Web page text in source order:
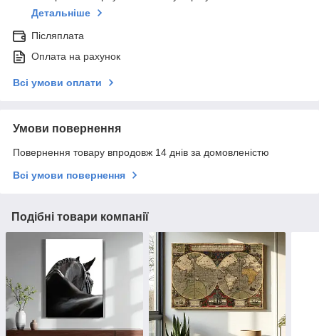
Детальніше
Післяплата
Оплата на рахунок
Всі умови оплати
Умови повернення
Повернення товару впродовж 14 днів за домовленістю
Всі умови повернення
Подібні товари компанії